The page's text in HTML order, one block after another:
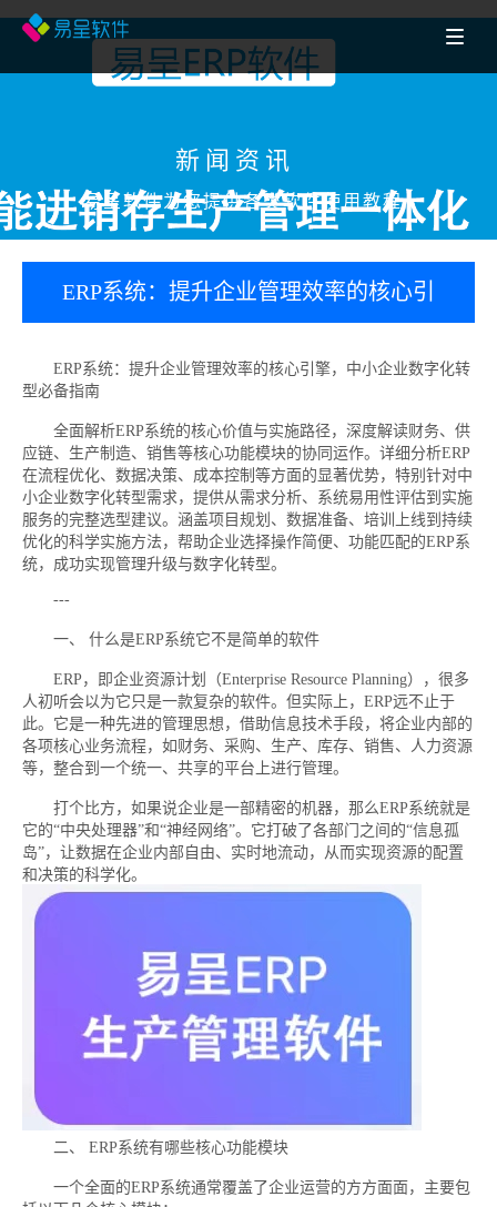
新闻资讯
易呈软件为您提供各类软件使用教程
ERP系统：提升企业管理效率的核心引
ERP系统：提升企业管理效率的核心引擎，中小企业数字化转
型必备指南
全面解析ERP系统的核心价值与实施路径，深度解读财务、供
应链、生产制造、销售等核心功能模块的协同运作。详细分析ERP
在流程优化、数据决策、成本控制等方面的显著优势，特别针对中
小企业数字化转型需求，提供从需求分析、系统易用性评估到实施
服务的完整选型建议。涵盖项目规划、数据准备、培训上线到持续
优化的科学实施方法，帮助企业选择操作简便、功能匹配的ERP系
统，成功实现管理升级与数字化转型。
---
一、 什么是ERP系统它不是简单的软件
ERP，即企业资源计划（Enterprise Resource Planning），很多
人初听会以为它只是一款复杂的软件。但实际上，ERP远不止于
此。它是一种先进的管理思想，借助信息技术手段，将企业内部的
各项核心业务流程，如财务、采购、生产、库存、销售、人力资源
等，整合到一个统一、共享的平台上进行管理。
打个比方，如果说企业是一部精密的机器，那么ERP系统就是
它的“中央处理器”和“神经网络”。它打破了各部门之间的“信息孤
岛”，让数据在企业内部自由、实时地流动，从而实现资源的配置
和决策的科学化。
二、 ERP系统有哪些核心功能模块
一个全面的ERP系统通常覆盖了企业运营的方方面面，主要包